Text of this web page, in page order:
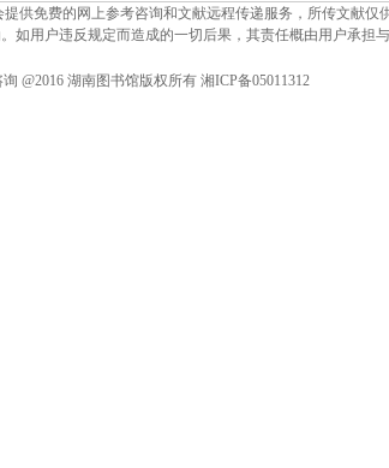
供免费的网上参考咨询和文献远程传递服务，所传文献仅
如用户违反规定而造成的一切后果，其责任概由用户承担
@2016 湖南图书馆版权所有 湘ICP备05011312